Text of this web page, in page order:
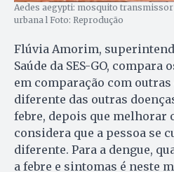
Aedes aegypti: mosquito
urbana l Foto: Reprodução
Flúvia Amorim,
Saúde da SES-GO, compara
em comparação com outras
diferente das outras
febre, depois que melhorar
considera que a pessoa se
diferente. Para a dengue,
a febre e sintomas é neste